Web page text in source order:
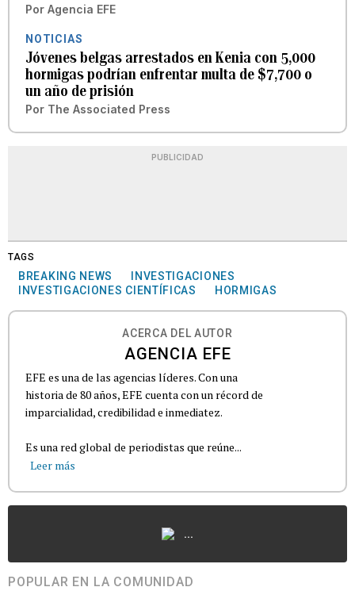
Por Agencia EFE
NOTICIAS
Jóvenes belgas arrestados en Kenia con 5,000
hormigas podrían enfrentar multa de $7,700 o
un año de prisión
Por The Associated Press
PUBLICIDAD
TAGS
BREAKING NEWS
INVESTIGACIONES
INVESTIGACIONES CIENTÍFICAS
HORMIGAS
ACERCA DEL AUTOR
AGENCIA EFE
EFE es una de las agencias líderes. Con una
historia de 80 años, EFE cuenta con un récord de
imparcialidad, credibilidad e inmediatez.
Es una red global de periodistas que reúne...
Leer más
...
POPULAR EN LA COMUNIDAD